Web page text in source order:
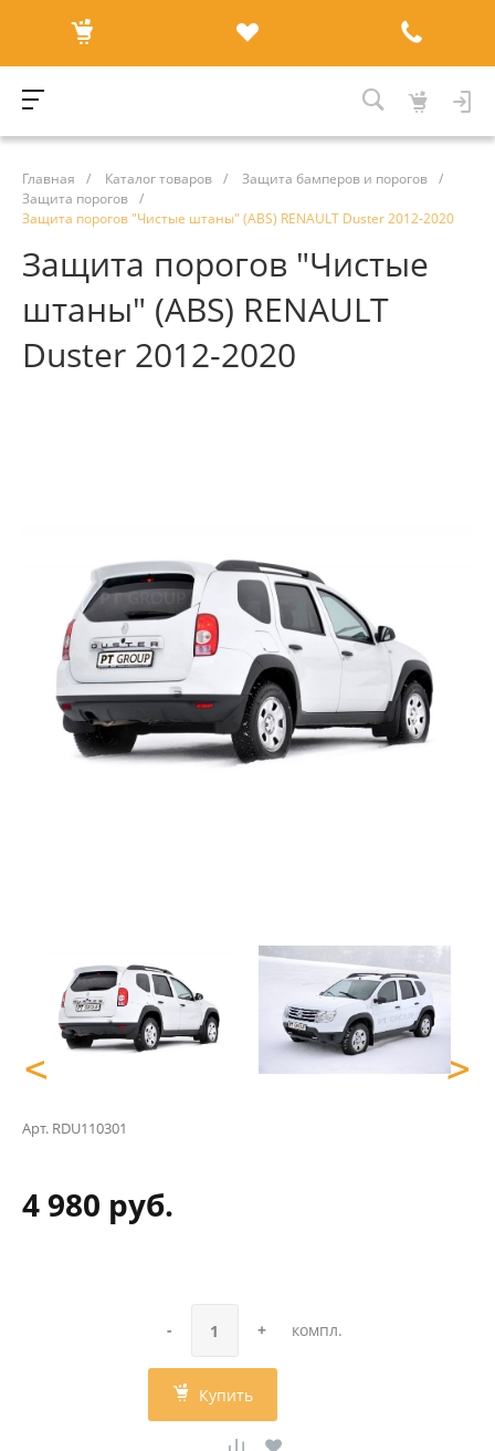
Главная / Каталог товаров / Защита бамперов и порогов /
Защита порогов /
Защита порогов "Чистые штаны" (ABS) RENAULT Duster 2012-2020
Защита порогов "Чистые
штаны" (ABS) RENAULT
Duster 2012-2020
< >
Арт. RDU110301
4 980 руб.
- + компл.
Купить